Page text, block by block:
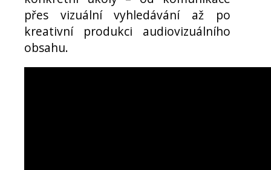
přes vizuální vyhledávání až po
kreativní produkci audiovizuálního
obsahu.